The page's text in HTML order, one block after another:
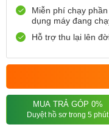
Miễn phí chạy
dụng máy đang
Hỗ trợ thu lại lên
MUA TRẢ GÓP 0%
Duyệt hồ sơ trong 5 phút